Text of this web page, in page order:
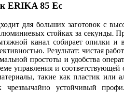
ERIKA 85 Ec
для больших заготовок с
стойках за секунды.
канал собирает опилки и
Результат: чистая
простоты и удобства
управления и
такие как пластик
устойчивый